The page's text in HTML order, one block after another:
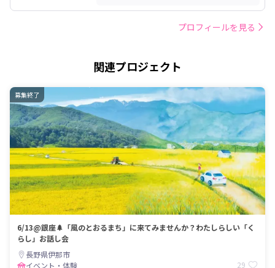
プロフィールを見る
関連プロジェクト
募集終了
6/13@銀座🌲「風のとおるまち」に来てみませんか？わたしらしい「く
らし」お話し会
長野県伊那市
イベント・体験
29